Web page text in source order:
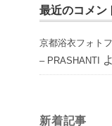
最近のコメン
京都浴衣フォト
– PRASHANTI
新着記事